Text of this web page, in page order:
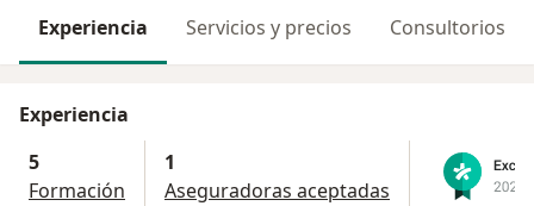
Experiencia Servicios y precios Consultorios
Experiencia
5
Formación
1
Aseguradoras aceptadas